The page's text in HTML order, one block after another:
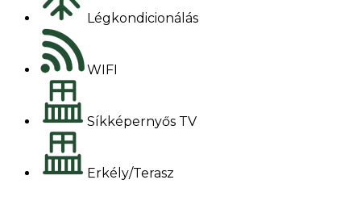
Légkondicionálás
WIFI
Síkképernyős TV
Erkély/Terasz